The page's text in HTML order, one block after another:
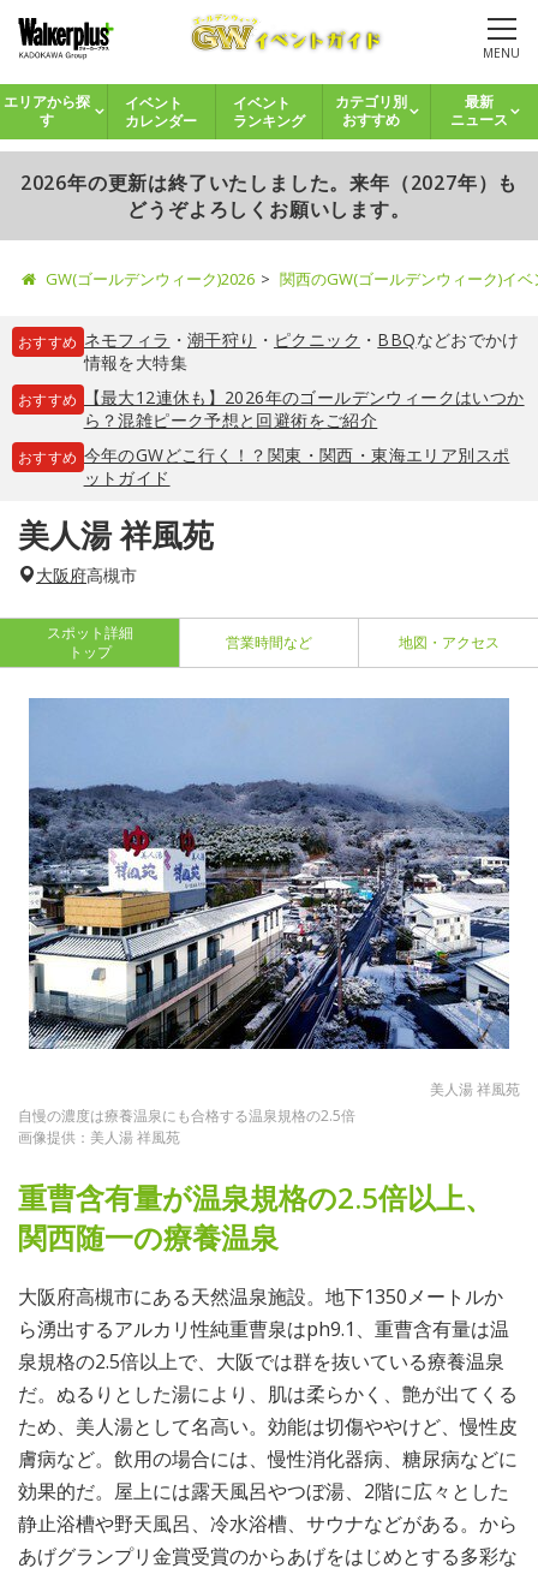
MENU
エリアから探
す
イベント
カレンダー
イベント
ランキング
カテゴリ別
おすすめ
最新
ニュース
2026年の更新は終了いたしました。来年（2027年）も
どうぞよろしくお願いします。
GW(ゴールデンウィーク)2026 関西のGW(ゴールデンウィーク)イ
おすすめ ネモフィラ ・ 潮干狩り ・ ピクニック ・ BBQなどおでかけ
情報を大特集
おすすめ
【最大12連休も】2026年のゴールデンウィークはいつか
ら？混雑ピーク予想と回避術をご紹介
おすすめ 今年のGWどこ行く！？関東・関西・東海エリア別スポ
ットガイド
美人湯 祥風苑
大阪府高槻市
スポット詳細
トップ
営業時間など 地図・アクセス
美人湯 祥風苑
自慢の濃度は療養温泉にも合格する温泉規格の2.5倍
画像提供：美人湯 祥風苑
重曹含有量が温泉規格の2.5倍以上、
関西随一の療養温泉
大阪府高槻市にある天然温泉施設。地下1350メートルか
ら湧出するアルカリ性純重曹泉はph9.1、重曹含有量は温
泉規格の2.5倍以上で、大阪では群を抜いている療養温泉
だ。ぬるりとした湯により、肌は柔らかく、艶が出てくる
ため、美人湯として名高い。効能は切傷ややけど、慢性皮
膚病など。飲用の場合には、慢性消化器病、糖尿病などに
効果的だ。屋上には露天風呂やつぼ湯、2階に広々とした
静止浴槽や野天風呂、冷水浴槽、サウナなどがある。から
あげグランプリ金賞受賞のからあげをはじめとする多彩な